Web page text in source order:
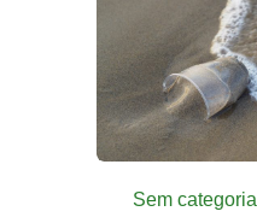
Category
Sem categoria